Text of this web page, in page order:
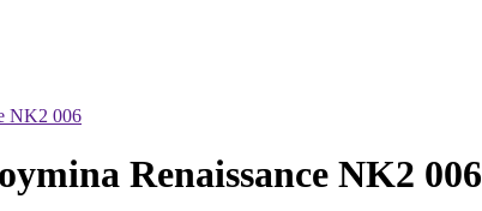
NK2 006
Renaissance NK2 006